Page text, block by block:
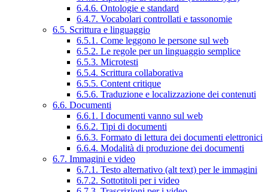
6.4.6. Ontologie e standard
6.4.7. Vocabolari controllati e tassonomie
6.5. Scrittura e linguaggio
6.5.1. Come leggono le persone sul web
6.5.2. Le regole per un linguaggio semplice
6.5.3. Microtesti
6.5.4. Scrittura collaborativa
6.5.5. Content critique
6.5.6. Traduzione e localizzazione dei contenuti
6.6. Documenti
6.6.1. I documenti vanno sul web
6.6.2. Tipi di documenti
6.6.3. Formato di lettura dei documenti elettronici
6.6.4. Modalità di produzione dei documenti
6.7. Immagini e video
6.7.1. Testo alternativo (alt text) per le immagini
6.7.2. Sottotitoli per i video